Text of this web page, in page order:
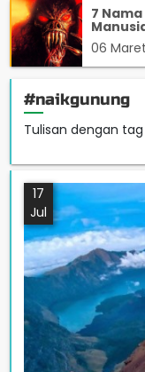
7
06
#naikgunung
Tulisan dengan
17
Jul